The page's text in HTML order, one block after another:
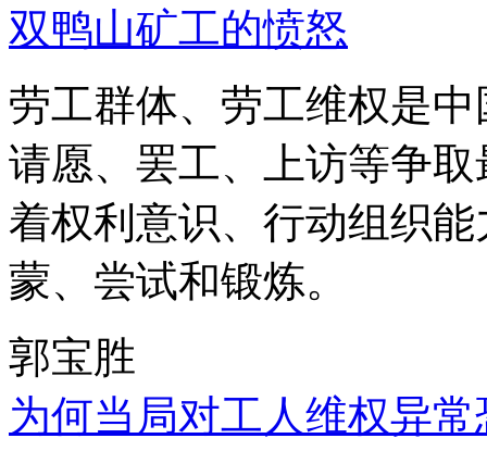
双鸭山矿工的愤怒
劳工群体、劳工维权是
请愿、罢工、上访等争
着权利意识、行动组织
蒙、尝试和锻炼。
郭宝胜
为何当局对工人维权异